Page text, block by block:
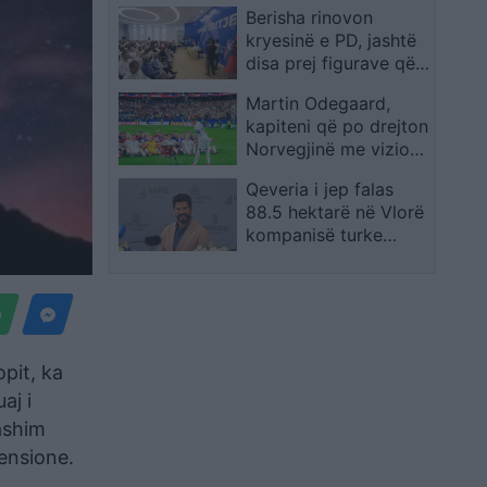
ka
i
që marrin përgjegjësi
Berisha rinovon
kryesinë e PD, jashtë
disa prej figurave që e
Rithemelim
Martin Odegaard,
kapiteni që po drejton
Norvegjinë me vizion
Qeveria i jep falas
88.5 hektarë në Vlorë
kompanisë turke